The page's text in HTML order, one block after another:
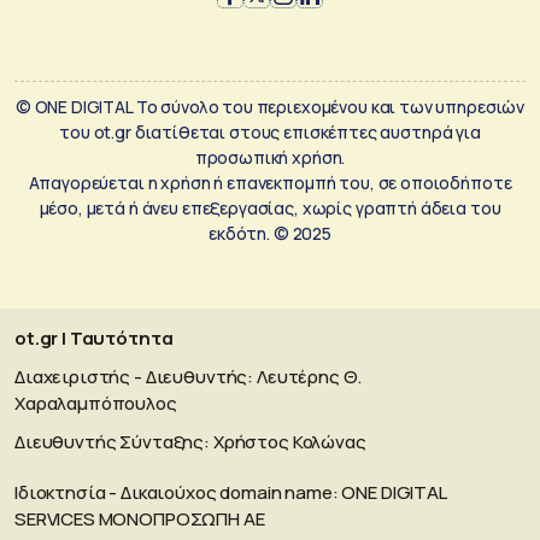
© ONE DIGITAL Το σύνολο του περιεχομένου και των υπηρεσιών
του ot.gr διατίθεται στους επισκέπτες αυστηρά για
προσωπική χρήση.
Απαγορεύεται η χρήση ή επανεκπομπή του, σε οποιοδήποτε
μέσο, μετά ή άνευ επεξεργασίας, χωρίς γραπτή άδεια του
εκδότη. © 2025
ot.gr | Ταυτότητα
Διαχειριστής - Διευθυντής: Λευτέρης Θ.
Χαραλαμπόπουλος
Διευθυντής Σύνταξης: Χρήστος Κολώνας
Ιδιοκτησία - Δικαιούχος domain name: ΟΝΕ DIGITAL
SERVICES MONOΠΡΟΣΩΠΗ ΑΕ